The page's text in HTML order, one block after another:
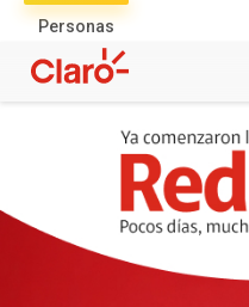
Personas
productos